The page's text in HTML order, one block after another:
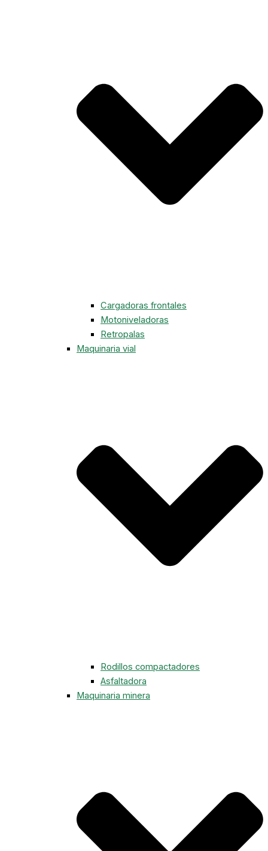
Cargadoras frontales
Motoniveladoras
Retropalas
Maquinaria vial
Rodillos compactadores
Asfaltadora
Maquinaria minera